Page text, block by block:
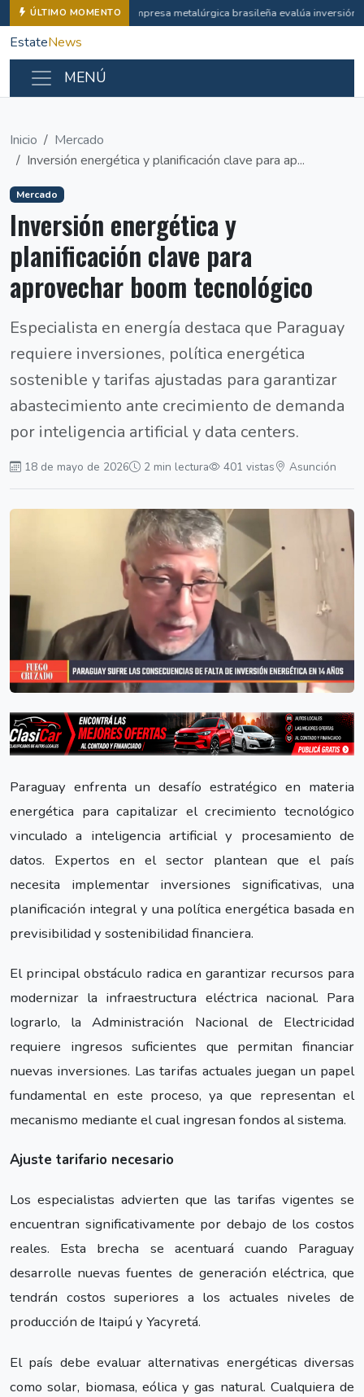
ÚLTIMO MOMENTO Empresa metalúrgica brasileña evalúa inversión
EstateNews
MENÚ
Inicio
Mercado
Inversión energética y planificación clave para ap...
Mercado
Inversión energética y
planificación clave para
aprovechar boom tecnológico
Especialista en energía destaca que Paraguay
requiere inversiones, política energética
sostenible y tarifas ajustadas para garantizar
abastecimiento ante crecimiento de demanda
por inteligencia artificial y data centers.
18 de mayo de 2026 2 min lectura 401 vistas Asunción
Paraguay enfrenta un desafío estratégico en materia
energética para capitalizar el crecimiento tecnológico
vinculado a inteligencia artificial y procesamiento de
datos. Expertos en el sector plantean que el país
necesita implementar inversiones significativas, una
planificación integral y una política energética basada en
previsibilidad y sostenibilidad financiera.
El principal obstáculo radica en garantizar recursos para
modernizar la infraestructura eléctrica nacional. Para
lograrlo, la Administración Nacional de Electricidad
requiere ingresos suficientes que permitan financiar
nuevas inversiones. Las tarifas actuales juegan un papel
fundamental en este proceso, ya que representan el
mecanismo mediante el cual ingresan fondos al sistema.
Ajuste tarifario necesario
Los especialistas advierten que las tarifas vigentes se
encuentran significativamente por debajo de los costos
reales. Esta brecha se acentuará cuando Paraguay
desarrolle nuevas fuentes de generación eléctrica, que
tendrán costos superiores a los actuales niveles de
producción de Itaipú y Yacyretá.
El país debe evaluar alternativas energéticas diversas
como solar, biomasa, eólica y gas natural. Cualquiera de